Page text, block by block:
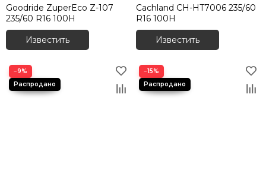
Goodride ZuperEco Z-107
235/60 R16 100H
Известить
Cachland CH-HT7006 235/60
R16 100H
Известить
−9% −15%